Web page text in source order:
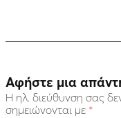
Αφήστε μια
Η ηλ. διεύθυνση σας
σημειώνονται με *